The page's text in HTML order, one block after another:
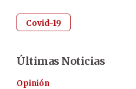
Covid-19
Últimas Noticias
Opinión